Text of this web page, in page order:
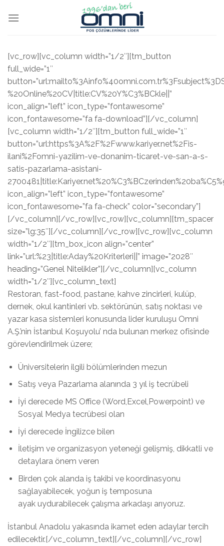
[vc_row][vc_column width=”1/2″][tm_button
full_wide=”1″
%20Online%20CV|title:CV%20Y%C3%BCkle||”
icon_align=”left” icon_type=”fontawesome”
icon_fontawesome=”fa fa-download”][/vc_column]
[vc_column width=”1/2″][tm_button full_wide=”1″
button=”url:https%3A%2F%2Fwww.kariyer.net%2Fis-
ilani%2Fomni-yazilim-ve-donanim-ticaret-ve-san-a-s-
satis-pazarlama-asistani-
icon_align=”left” icon_type=”fontawesome”
icon_fontawesome=”fa fa-check” color=”secondary”]
[/vc_column][/vc_row][vc_row][vc_column][tm_spacer
size=”lg:35″][/vc_column][/vc_row][vc_row][vc_column
width=”1/2″][tm_box_icon align=”center”
link=”url:%23|title:Aday%20Kriterleri||” image=”2028″
heading=”Genel Nitelikler”][/vc_column][vc_column
width=”1/2″][vc_column_text]
Restoran, fast-food, pastane, kahve zincirleri, kulüp,
dernek, okul kantinleri vb. sektörünün, satış noktası ve
yazar kasa sistemleri konusunda lider kuruluşu Omni
A.Ş.’nin İstanbul Koşuyolu’ nda bulunan merkez ofisinde
görevlendirilmek üzere;
Üniversitelerin ilgili bölümlerinden mezun
Satış veya Pazarlama alanında 3 yıl iş tecrübeli
İyi derecede MS Office (Word,Excel,Powerpoint) ve
Sosyal Medya tecrübesi olan
İyi derecede İngilizce bilen
İletişim ve organizasyon yeteneği gelişmiş, dikkatli ve
detaylara önem veren
Birden çok alanda iş takibi ve koordinasyonu
sağlayabilecek, yoğun iş temposuna
ayak uydurabilecek çalışma arkadaşı arıyoruz.
İstanbul Anadolu yakasında ikamet eden adaylar tercih
edilecektir.[/vc_column_text][/vc_column][/vc_row]